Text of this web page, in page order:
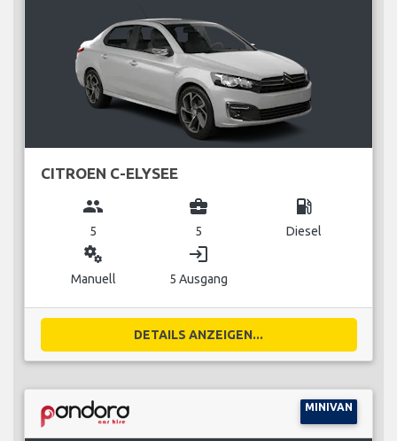
CITROEN C-ELYSEE
group
5
business_center
5
local_gas_station
Diesel
miscellaneous_services
Manuell
login
5 Ausgang
DETAILS ANZEIGEN...
MINIVAN